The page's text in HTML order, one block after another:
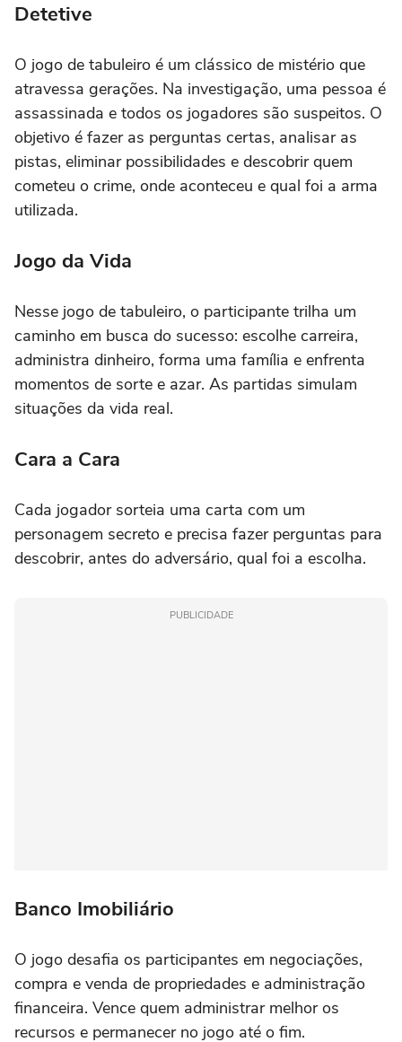
Detetive
O jogo de tabuleiro é um clássico de mistério que
atravessa gerações. Na investigação, uma pessoa é
assassinada e todos os jogadores são suspeitos. O
objetivo é fazer as perguntas certas, analisar as
pistas, eliminar possibilidades e descobrir quem
cometeu o crime, onde aconteceu e qual foi a arma
utilizada.
Jogo da Vida
Nesse jogo de tabuleiro, o participante trilha um
caminho em busca do sucesso: escolhe carreira,
administra dinheiro, forma uma família e enfrenta
momentos de sorte e azar. As partidas simulam
situações da vida real.
Cara a Cara
Cada jogador sorteia uma carta com um
personagem secreto e precisa fazer perguntas para
descobrir, antes do adversário, qual foi a escolha.
PUBLICIDADE
Banco Imobiliário
O jogo desafia os participantes em negociações,
compra e venda de propriedades e administração
financeira. Vence quem administrar melhor os
recursos e permanecer no jogo até o fim.